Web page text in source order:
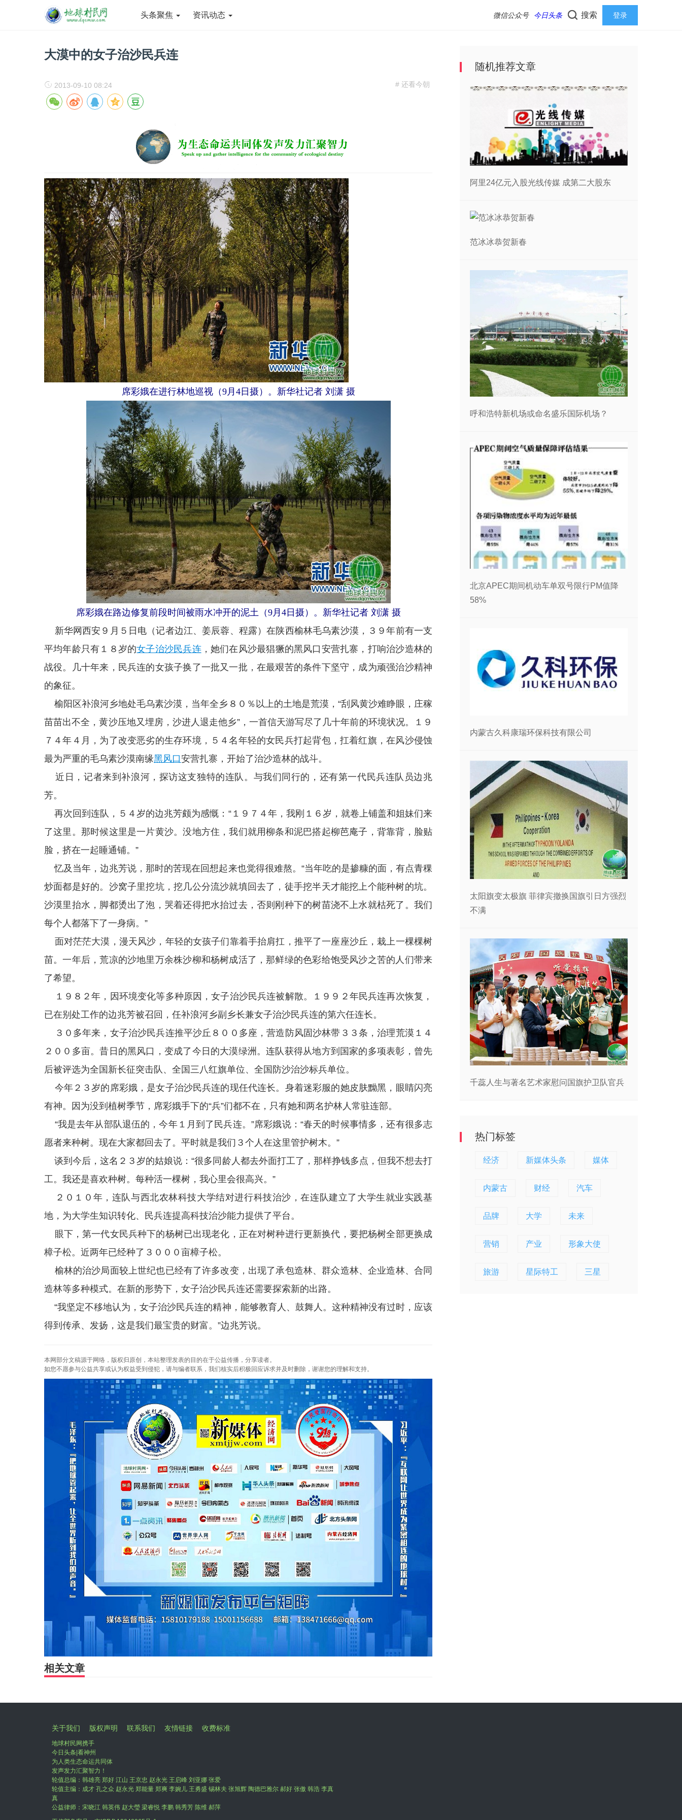
头条聚焦 资讯动态 微信公众号 今日头条 搜索 登录
大漠中的女子治沙民兵连
# 还看今朝
2013-09-10 08:24
席彩娥在进行林地巡视（9月4日摄）。新华社记者 刘潇 摄
席彩娥在路边修复前段时间被雨水冲开的泥土（9月4日摄）。新华社记者 刘潇 摄
新华网西安９月５日电（记者边江、姜辰蓉、程露）在陕西榆林毛乌素沙漠，３９年前有一支
平均年龄只有１８岁的女子治沙民兵连，她们在风沙最猖獗的黑风口安营扎寨，打响治沙造林的
战役。几十年来，民兵连的女孩子换了一批又一批，在最艰苦的条件下坚守，成为顽强治沙精神
的象征。
榆阳区补浪河乡地处毛乌素沙漠，当年全乡８０％以上的土地是荒漠，“刮风黄沙难睁眼，庄稼
苗苗出不全，黄沙压地又埋房，沙进人退走他乡”，一首信天游写尽了几十年前的环境状况。１９
７４年４月，为了改变恶劣的生存环境，５４名年轻的女民兵打起背包，扛着红旗，在风沙侵蚀
最为严重的毛乌素沙漠南缘黑风口安营扎寨，开始了治沙造林的战斗。
近日，记者来到补浪河，探访这支独特的连队。与我们同行的，还有第一代民兵连队员边兆
芳。
再次回到连队，５４岁的边兆芳颇为感慨：“１９７４年，我刚１６岁，就卷上铺盖和姐妹们来
了这里。那时候这里是一片黄沙。没地方住，我们就用柳条和泥巴搭起柳芭庵子，背靠背，脸贴
脸，挤在一起睡通铺。”
忆及当年，边兆芳说，那时的苦现在回想起来也觉得很难熬。“当年吃的是掺糠的面，有点青稞
炒面都是好的。沙窝子里挖坑，挖几公分流沙就填回去了，徒手挖半天才能挖上个能种树的坑。
沙漠里抬水，脚都烫出了泡，哭着还得把水抬过去，否则刚种下的树苗浇不上水就枯死了。我们
每个人都落下了一身病。”
面对茫茫大漠，漫天风沙，年轻的女孩子们靠着手抬肩扛，推平了一座座沙丘，栽上一棵棵树
苗。一年后，荒凉的沙地里万余株沙柳和杨树成活了，那鲜绿的色彩给饱受风沙之苦的人们带来
了希望。
１９８２年，因环境变化等多种原因，女子治沙民兵连被解散。１９９２年民兵连再次恢复，
已在别处工作的边兆芳被召回，任补浪河乡副乡长兼女子治沙民兵连的第六任连长。
３０多年来，女子治沙民兵连推平沙丘８００多座，营造防风固沙林带３３条，治理荒漠１４
２００多亩。昔日的黑风口，变成了今日的大漠绿洲。连队获得从地方到国家的多项表彰，曾先
后被评选为全国新长征突击队、全国三八红旗单位、全国防沙治沙标兵单位。
今年２３岁的席彩娥，是女子治沙民兵连的现任代连长。身着迷彩服的她皮肤黝黑，眼睛闪亮
有神。因为没到植树季节，席彩娥手下的“兵”们都不在，只有她和两名护林人常驻连部。
“我是去年从部队退伍的，今年１月到了民兵连。”席彩娥说：“春天的时候事情多，还有很多志
愿者来种树。现在大家都回去了。平时就是我们３个人在这里管护树木。”
谈到今后，这名２３岁的姑娘说：“很多同龄人都去外面打工了，那样挣钱多点，但我不想去打
工。我还是喜欢种树。每种活一棵树，我心里会很高兴。”
２０１０年，连队与西北农林科技大学结对进行科技治沙，在连队建立了大学生就业实践基
地，为大学生知识转化、民兵连提高科技治沙能力提供了平台。
眼下，第一代女民兵种下的杨树已出现老化，正在对树种进行更新换代，要把杨树全部更换成
樟子松。近两年已经种了３０００亩樟子松。
榆林的治沙局面较上世纪也已经有了许多改变，出现了承包造林、群众造林、企业造林、合同
造林等多种模式。在新的形势下，女子治沙民兵连还需要探索新的出路。
“我坚定不移地认为，女子治沙民兵连的精神，能够教育人、鼓舞人。这种精神没有过时，应该
得到传承、发扬，这是我们最宝贵的财富。”边兆芳说。
本网部分文稿源于网络，版权归原创，本站整理发表的目的在于公益传播，分享读者。
如您不愿参与公益共享或认为权益受到侵犯，请与编者联系，我们核实后积极回应诉求并及时删除，谢谢您的理解和支持。
相关文章
随机推荐文章
阿里24亿元入股光线传媒 成第二大股东
范冰冰恭贺新春
呼和浩特新机场或命名盛乐国际机场？
北京APEC期间机动车单双号限行PM值降
58%
内蒙古久科康瑞环保科技有限公司
太阳旗变太极旗 菲律宾撤换国旗引日方强烈
不满
千蕊人生与著名艺术家慰问国旗护卫队官兵
热门标签
经济 新媒体头条 媒体
内蒙古 财经 汽车
品牌 大学 未来
营销 产业 形象大使
旅游 星际特工 三星
关于我们 版权声明 联系我们 友情链接 收费标准
地球村民网携手
今日头条|看神州
为人类生态命运共同体
发声发力汇聚智力！
轮值总编：韩雄亮 郑好 江山 王京忠 赵永光 王启峰 刘亚娜 张爱
轮值主编：成才 孔之众 赵永光 郑能量 郑爽 李婉儿 王勇盛 锡林夫 张旭辉 陶德巴雅尔 郝好 张傲 韩浩 李真
真
公益律师：宋晓江 韩英伟 赵大瑩 梁睿悦 李鹏 韩秀芳 陈维 郝萍